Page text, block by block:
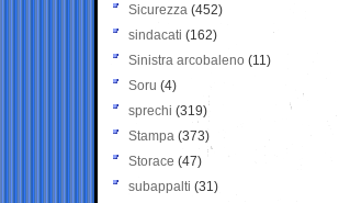
Sicurezza (452)
sindacati (162)
Sinistra arcobaleno (11)
Soru (4)
sprechi (319)
Stampa (373)
Storace (47)
subappalti (31)